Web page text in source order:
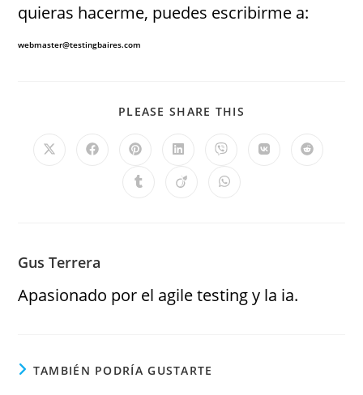
quieras hacerme, puedes escribirme a:
webmaster@testingbaires.com
PLEASE SHARE THIS
Gus Terrera
Apasionado por el agile testing y la ia.
TAMBIÉN PODRÍA GUSTARTE